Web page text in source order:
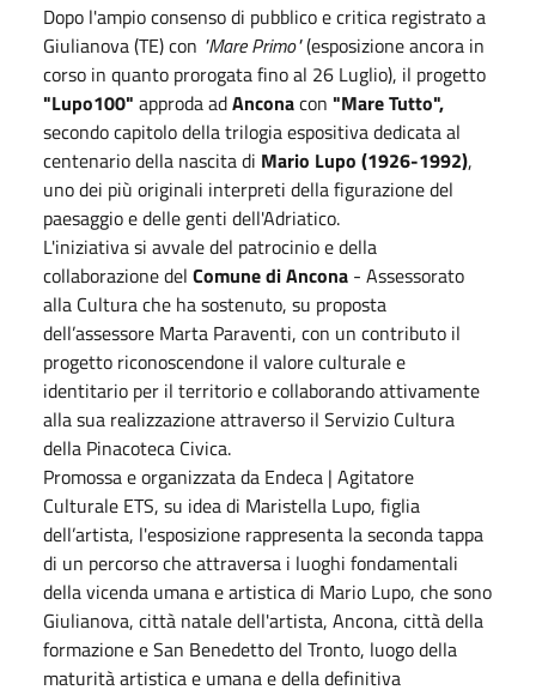
Dopo l'ampio consenso di pubblico e critica registrato a
Giulianova (TE) con "Mare Primo"(esposizione ancora in
corso in quanto prorogata fino al 26 Luglio), il progetto
"Lupo100" approda adAnconacon "Mare Tutto",
secondo capitolo della trilogia espositiva dedicata al
centenario della nascita di Mario Lupo (1926-1992),
uno dei più originali interpreti della figurazione del
paesaggio e delle genti dell'Adriatico.
L'iniziativa si avvale del patrocinio e della
collaborazione del Comune di Ancona - Assessorato
alla Cultura che ha sostenuto, su proposta
dell’assessore Marta Paraventi, con un contributo il
progetto riconoscendone il valore culturale e
identitario per il territorio e collaborando attivamente
alla sua realizzazione attraverso il Servizio Cultura
della Pinacoteca Civica.
Promossa e organizzata da Endeca | Agitatore
Culturale ETS, su idea di Maristella Lupo, figlia
dell’artista, l'esposizione rappresenta la seconda tappa
di un percorso che attraversa i luoghi fondamentali
della vicenda umana e artistica di Mario Lupo, che sono
Giulianova, città natale dell'artista, Ancona, città della
formazione e San Benedetto del Tronto, luogo della
maturità artistica e umana e della definitiva